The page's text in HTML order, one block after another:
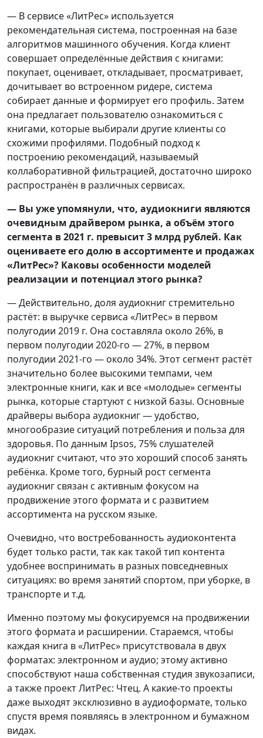
— В сервисе «ЛитРес» используется
рекомендательная система, построенная на базе
алгоритмов машинного обучения. Когда клиент
совершает определённые действия с книгами:
покупает, оценивает, откладывает, просматривает,
дочитывает во встроенном ридере, система
собирает данные и формирует его профиль. Затем
она предлагает пользователю ознакомиться с
книгами, которые выбирали другие клиенты со
схожими профилями. Подобный подход к
построению рекомендаций, называемый
коллаборативной фильтрацией, достаточно широко
распространён в различных сервисах.
— Вы уже упомянули, что, аудиокниги являются
очевидным драйвером рынка, а объём этого
сегмента в 2021 г. превысит 3 млрд рублей. Как
оцениваете его долю в ассортименте и продажах
«ЛитРес»? Каковы особенности моделей
реализации и потенциал этого рынка?
— Действительно, доля аудиокниг стремительно
растёт: в выручке сервиса «ЛитРес» в первом
полугодии 2019 г. Она составляла около 26%, в
первом полугодии 2020-го — 27%, в первом
полугодии 2021-го — около 34%. Этот сегмент растёт
значительно более высокими темпами, чем
электронные книги, как и все «молодые» сегменты
рынка, которые стартуют с низкой базы. Основные
драйверы выбора аудиокниг — удобство,
многообразие ситуаций потребления и польза для
здоровья. По данным Ipsos, 75% слушателей
аудиокниг считают, что это хороший способ занять
ребёнка. Кроме того, бурный рост сегмента
аудиокниг связан с активным фокусом на
продвижение этого формата и с развитием
ассортимента на русском языке.
Очевидно, что востребованность аудиоконтента
будет только расти, так как такой тип контента
удобнее воспринимать в разных повседневных
ситуациях: во время занятий спортом, при уборке, в
транспорте и т.д.
Именно поэтому мы фокусируемся на продвижении
этого формата и расширении. Стараемся, чтобы
каждая книга в «ЛитРес» присутствовала в двух
форматах: электронном и аудио; этому активно
способствуют наша собственная студия звукозаписи,
а также проект ЛитРес: Чтец. А какие-то проекты
даже выходят эксклюзивно в аудиоформате, только
спустя время появляясь в электронном и бумажном
видах.